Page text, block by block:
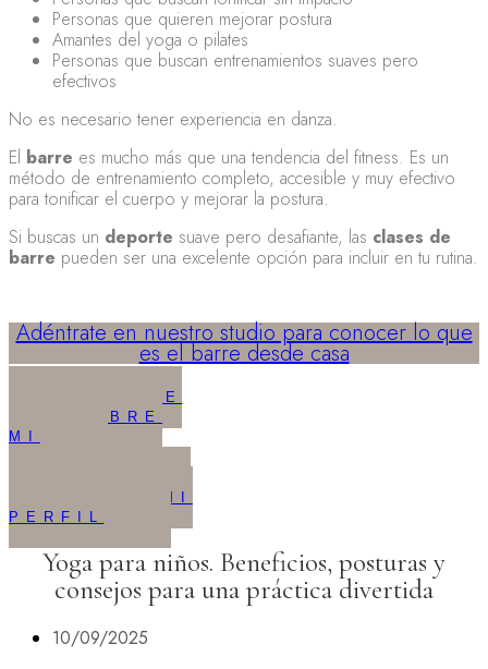
Personas que quieren mejorar postura
Amantes del yoga o pilates
Personas que buscan entrenamientos suaves pero
efectivos
No es necesario tener experiencia en danza.
El barre es mucho más que una tendencia del fitness. Es un
método de entrenamiento completo, accesible y muy efectivo
para tonificar el cuerpo y mejorar la postura.
Si buscas un deporte suave pero desafiante, las clases de
barre pueden ser una excelente opción para incluir en tu rutina.
Adéntrate en nuestro studio para conocer lo que
es el barre desde casa
CONOCE
MÁS SOBRE
MI
PERFIL
Yoga para niños. Beneficios, posturas y
consejos para una práctica divertida
10/09/2025